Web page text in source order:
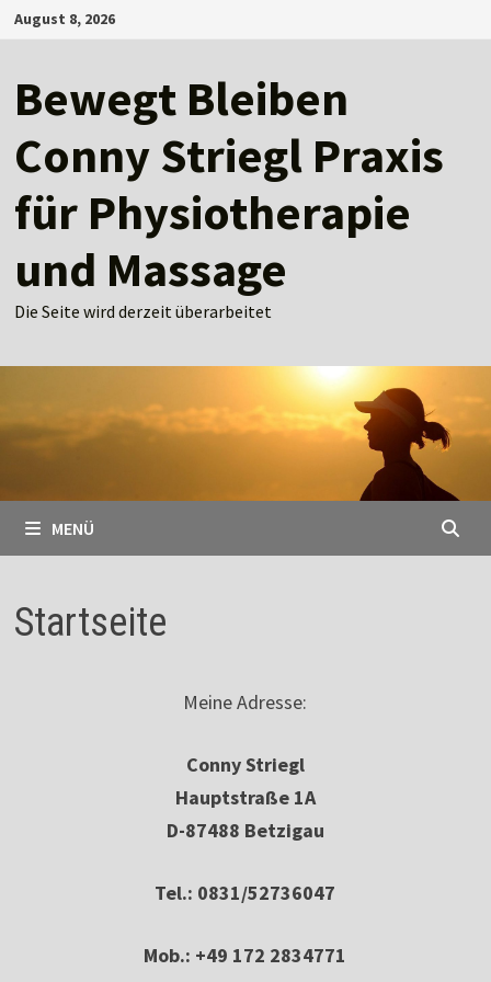
Zum
Inhalt
August 8, 2026
Bewegt Bleiben
Conny Striegl Praxis
für Physiotherapie
und Massage
Die Seite wird derzeit überarbeitet
MENÜ
Startseite
Meine Adresse:
Conny Striegl
Hauptstraße 1A
D-87488 Betzigau
Tel.: 0831/52736047
Mob.: +49 172 2834771